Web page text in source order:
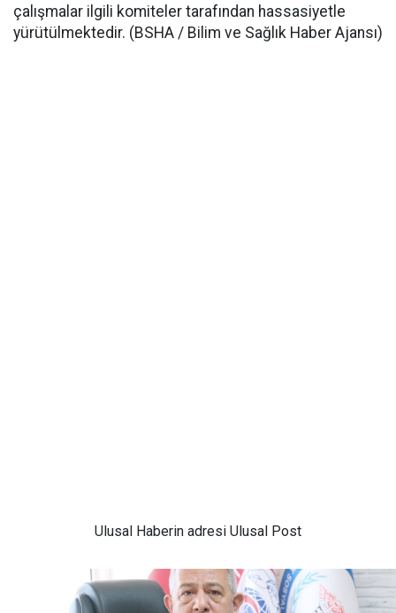
çalışmalar ilgili komiteler tarafından hassasiyetle
yürütülmektedir. (BSHA / Bilim ve Sağlık Haber Ajansı)
Ulusal Haberin adresi Ulusal Post